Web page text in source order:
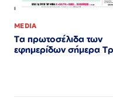
MEDIA
Τα πρωτοσέλιδα των
εφημερίδων σήμερα